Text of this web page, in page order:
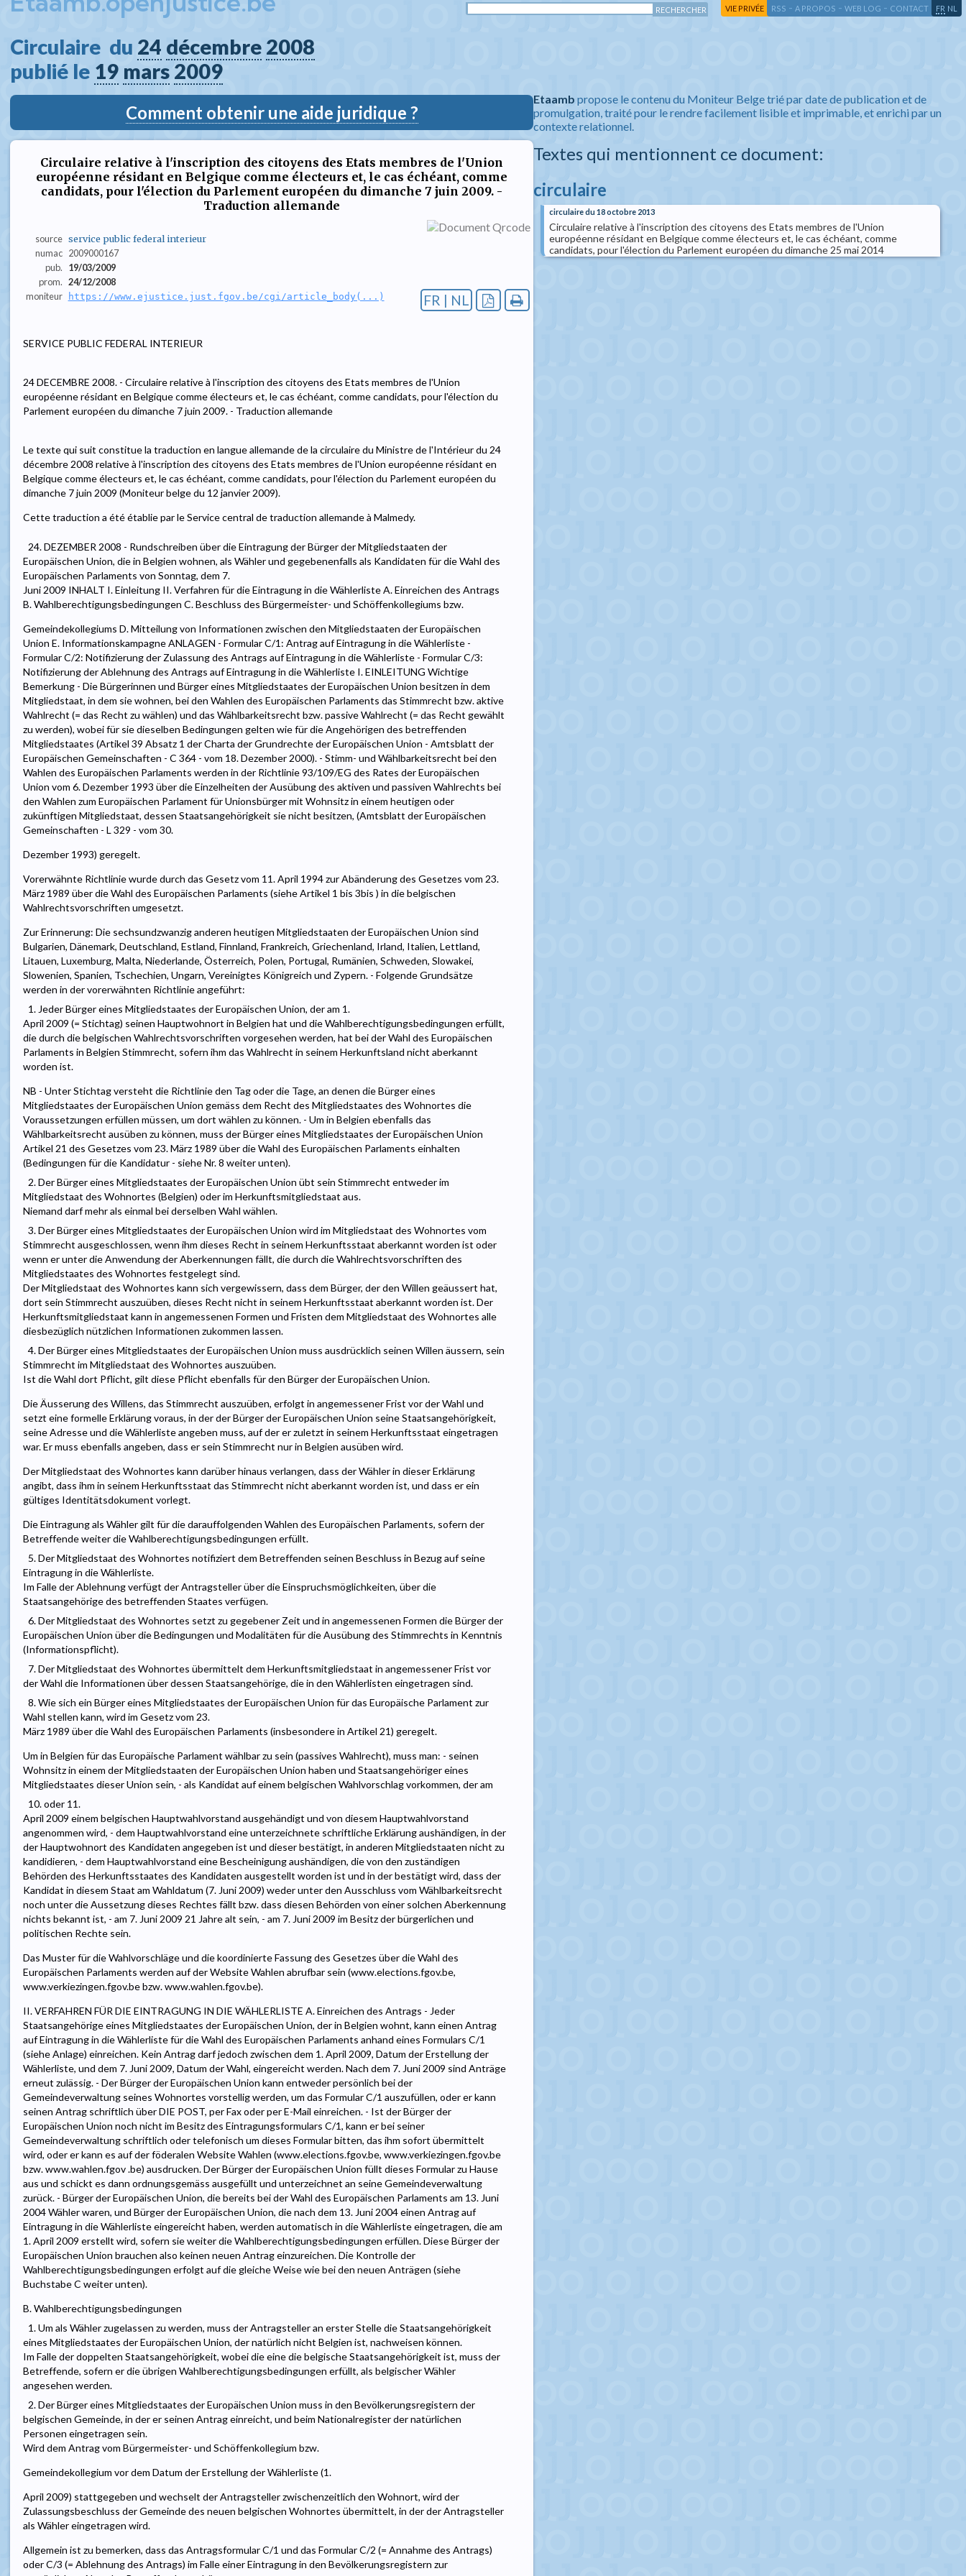
VIE PRIVÉE RSS - A PROPOS - WEB LOG - CONTACT FR NL
Circulaire  du 24 décembre 2008
publié le 19 mars 2009
Comment obtenir une aide juridique ?
Circulaire relative à l'inscription des citoyens des Etats membres de l'Union
européenne résidant en Belgique comme électeurs et, le cas échéant, comme
candidats, pour l'élection du Parlement européen du dimanche 7 juin 2009. -
Traduction allemande
source service public federal interieur
numac 2009000167
pub.
19/03/2009
prom. 24/12/2008
moniteur
https://www.ejustice.just.fgov.be/cgi/article_body(...) FR | NL
SERVICE PUBLIC FEDERAL INTERIEUR
24 DECEMBRE 2008. - Circulaire relative à l'inscription des citoyens des Etats membres de l'Union
européenne résidant en Belgique comme électeurs et, le cas échéant, comme candidats, pour l'élection du
Parlement européen du dimanche 7 juin 2009. - Traduction allemande
Le texte qui suit constitue la traduction en langue allemande de la circulaire du Ministre de l'Intérieur du 24
décembre 2008 relative à l'inscription des citoyens des Etats membres de l'Union européenne résidant en
Belgique comme électeurs et, le cas échéant, comme candidats, pour l'élection du Parlement européen du
dimanche 7 juin 2009 (Moniteur belge du 12 janvier 2009).
Cette traduction a été établie par le Service central de traduction allemande à Malmedy.
24. DEZEMBER 2008 - Rundschreiben über die Eintragung der Bürger der Mitgliedstaaten der
Europäischen Union, die in Belgien wohnen, als Wähler und gegebenenfalls als Kandidaten für die Wahl des
Europäischen Parlaments von Sonntag, dem 7.
Juni 2009 INHALT I. Einleitung II. Verfahren für die Eintragung in die Wählerliste A. Einreichen des Antrags
B. Wahlberechtigungsbedingungen C. Beschluss des Bürgermeister- und Schöffenkollegiums bzw.
Gemeindekollegiums D. Mitteilung von Informationen zwischen den Mitgliedstaaten der Europäischen
Union E. Informationskampagne ANLAGEN - Formular C/1: Antrag auf Eintragung in die Wählerliste -
Formular C/2: Notifizierung der Zulassung des Antrags auf Eintragung in die Wählerliste - Formular C/3:
Notifizierung der Ablehnung des Antrags auf Eintragung in die Wählerliste I. EINLEITUNG Wichtige
Bemerkung - Die Bürgerinnen und Bürger eines Mitgliedstaates der Europäischen Union besitzen in dem
Mitgliedstaat, in dem sie wohnen, bei den Wahlen des Europäischen Parlaments das Stimmrecht bzw. aktive
Wahlrecht (= das Recht zu wählen) und das Wählbarkeitsrecht bzw. passive Wahlrecht (= das Recht gewählt
zu werden), wobei für sie dieselben Bedingungen gelten wie für die Angehörigen des betreffenden
Mitgliedstaates (Artikel 39 Absatz 1 der Charta der Grundrechte der Europäischen Union - Amtsblatt der
Europäischen Gemeinschaften - C 364 - vom 18. Dezember 2000). - Stimm- und Wählbarkeitsrecht bei den
Wahlen des Europäischen Parlaments werden in der Richtlinie 93/109/EG des Rates der Europäischen
Union vom 6. Dezember 1993 über die Einzelheiten der Ausübung des aktiven und passiven Wahlrechts bei
den Wahlen zum Europäischen Parlament für Unionsbürger mit Wohnsitz in einem heutigen oder
zukünftigen Mitgliedstaat, dessen Staatsangehörigkeit sie nicht besitzen, (Amtsblatt der Europäischen
Gemeinschaften - L 329 - vom 30.
Dezember 1993) geregelt.
Vorerwähnte Richtlinie wurde durch das Gesetz vom 11. April 1994 zur Abänderung des Gesetzes vom 23.
März 1989 über die Wahl des Europäischen Parlaments (siehe Artikel 1 bis 3bis ) in die belgischen
Wahlrechtsvorschriften umgesetzt.
Zur Erinnerung: Die sechsundzwanzig anderen heutigen Mitgliedstaaten der Europäischen Union sind
Bulgarien, Dänemark, Deutschland, Estland, Finnland, Frankreich, Griechenland, Irland, Italien, Lettland,
Litauen, Luxemburg, Malta, Niederlande, Österreich, Polen, Portugal, Rumänien, Schweden, Slowakei,
Slowenien, Spanien, Tschechien, Ungarn, Vereinigtes Königreich und Zypern. - Folgende Grundsätze
werden in der vorerwähnten Richtlinie angeführt:
1. Jeder Bürger eines Mitgliedstaates der Europäischen Union, der am 1.
April 2009 (= Stichtag) seinen Hauptwohnort in Belgien hat und die Wahlberechtigungsbedingungen erfüllt,
die durch die belgischen Wahlrechtsvorschriften vorgesehen werden, hat bei der Wahl des Europäischen
Parlaments in Belgien Stimmrecht, sofern ihm das Wahlrecht in seinem Herkunftsland nicht aberkannt
worden ist.
NB - Unter Stichtag versteht die Richtlinie den Tag oder die Tage, an denen die Bürger eines
Mitgliedstaates der Europäischen Union gemäss dem Recht des Mitgliedstaates des Wohnortes die
Voraussetzungen erfüllen müssen, um dort wählen zu können. - Um in Belgien ebenfalls das
Wählbarkeitsrecht ausüben zu können, muss der Bürger eines Mitgliedstaates der Europäischen Union
Artikel 21 des Gesetzes vom 23. März 1989 über die Wahl des Europäischen Parlaments einhalten
(Bedingungen für die Kandidatur - siehe Nr. 8 weiter unten).
2. Der Bürger eines Mitgliedstaates der Europäischen Union übt sein Stimmrecht entweder im
Mitgliedstaat des Wohnortes (Belgien) oder im Herkunftsmitgliedstaat aus.
Niemand darf mehr als einmal bei derselben Wahl wählen.
3. Der Bürger eines Mitgliedstaates der Europäischen Union wird im Mitgliedstaat des Wohnortes vom
Stimmrecht ausgeschlossen, wenn ihm dieses Recht in seinem Herkunftsstaat aberkannt worden ist oder
wenn er unter die Anwendung der Aberkennungen fällt, die durch die Wahlrechtsvorschriften des
Mitgliedstaates des Wohnortes festgelegt sind.
Der Mitgliedstaat des Wohnortes kann sich vergewissern, dass dem Bürger, der den Willen geäussert hat,
dort sein Stimmrecht auszuüben, dieses Recht nicht in seinem Herkunftsstaat aberkannt worden ist. Der
Herkunftsmitgliedstaat kann in angemessenen Formen und Fristen dem Mitgliedstaat des Wohnortes alle
diesbezüglich nützlichen Informationen zukommen lassen.
4. Der Bürger eines Mitgliedstaates der Europäischen Union muss ausdrücklich seinen Willen äussern, sein
Stimmrecht im Mitgliedstaat des Wohnortes auszuüben.
Ist die Wahl dort Pflicht, gilt diese Pflicht ebenfalls für den Bürger der Europäischen Union.
Die Äusserung des Willens, das Stimmrecht auszuüben, erfolgt in angemessener Frist vor der Wahl und
setzt eine formelle Erklärung voraus, in der der Bürger der Europäischen Union seine Staatsangehörigkeit,
seine Adresse und die Wählerliste angeben muss, auf der er zuletzt in seinem Herkunftsstaat eingetragen
war. Er muss ebenfalls angeben, dass er sein Stimmrecht nur in Belgien ausüben wird.
Der Mitgliedstaat des Wohnortes kann darüber hinaus verlangen, dass der Wähler in dieser Erklärung
angibt, dass ihm in seinem Herkunftsstaat das Stimmrecht nicht aberkannt worden ist, und dass er ein
gültiges Identitätsdokument vorlegt.
Die Eintragung als Wähler gilt für die darauffolgenden Wahlen des Europäischen Parlaments, sofern der
Betreffende weiter die Wahlberechtigungsbedingungen erfüllt.
5. Der Mitgliedstaat des Wohnortes notifiziert dem Betreffenden seinen Beschluss in Bezug auf seine
Eintragung in die Wählerliste.
Im Falle der Ablehnung verfügt der Antragsteller über die Einspruchsmöglichkeiten, über die
Staatsangehörige des betreffenden Staates verfügen.
6. Der Mitgliedstaat des Wohnortes setzt zu gegebener Zeit und in angemessenen Formen die Bürger der
Europäischen Union über die Bedingungen und Modalitäten für die Ausübung des Stimmrechts in Kenntnis
(Informationspflicht).
7. Der Mitgliedstaat des Wohnortes übermittelt dem Herkunftsmitgliedstaat in angemessener Frist vor
der Wahl die Informationen über dessen Staatsangehörige, die in den Wählerlisten eingetragen sind.
8. Wie sich ein Bürger eines Mitgliedstaates der Europäischen Union für das Europäische Parlament zur
Wahl stellen kann, wird im Gesetz vom 23.
März 1989 über die Wahl des Europäischen Parlaments (insbesondere in Artikel 21) geregelt.
Um in Belgien für das Europäische Parlament wählbar zu sein (passives Wahlrecht), muss man: - seinen
Wohnsitz in einem der Mitgliedstaaten der Europäischen Union haben und Staatsangehöriger eines
Mitgliedstaates dieser Union sein, - als Kandidat auf einem belgischen Wahlvorschlag vorkommen, der am
10. oder 11.
April 2009 einem belgischen Hauptwahlvorstand ausgehändigt und von diesem Hauptwahlvorstand
angenommen wird, - dem Hauptwahlvorstand eine unterzeichnete schriftliche Erklärung aushändigen, in der
der Hauptwohnort des Kandidaten angegeben ist und dieser bestätigt, in anderen Mitgliedstaaten nicht zu
kandidieren, - dem Hauptwahlvorstand eine Bescheinigung aushändigen, die von den zuständigen
Behörden des Herkunftsstaates des Kandidaten ausgestellt worden ist und in der bestätigt wird, dass der
Kandidat in diesem Staat am Wahldatum (7. Juni 2009) weder unter den Ausschluss vom Wählbarkeitsrecht
noch unter die Aussetzung dieses Rechtes fällt bzw. dass diesen Behörden von einer solchen Aberkennung
nichts bekannt ist, - am 7. Juni 2009 21 Jahre alt sein, - am 7. Juni 2009 im Besitz der bürgerlichen und
politischen Rechte sein.
Das Muster für die Wahlvorschläge und die koordinierte Fassung des Gesetzes über die Wahl des
Europäischen Parlaments werden auf der Website Wahlen abrufbar sein (www.elections.fgov.be,
www.verkiezingen.fgov.be bzw. www.wahlen.fgov.be).
II. VERFAHREN FÜR DIE EINTRAGUNG IN DIE WÄHLERLISTE A. Einreichen des Antrags - Jeder
Staatsangehörige eines Mitgliedstaates der Europäischen Union, der in Belgien wohnt, kann einen Antrag
auf Eintragung in die Wählerliste für die Wahl des Europäischen Parlaments anhand eines Formulars C/1
(siehe Anlage) einreichen. Kein Antrag darf jedoch zwischen dem 1. April 2009, Datum der Erstellung der
Wählerliste, und dem 7. Juni 2009, Datum der Wahl, eingereicht werden. Nach dem 7. Juni 2009 sind Anträge
erneut zulässig. - Der Bürger der Europäischen Union kann entweder persönlich bei der
Gemeindeverwaltung seines Wohnortes vorstellig werden, um das Formular C/1 auszufüllen, oder er kann
seinen Antrag schriftlich über DIE POST, per Fax oder per E-Mail einreichen. - Ist der Bürger der
Europäischen Union noch nicht im Besitz des Eintragungsformulars C/1, kann er bei seiner
Gemeindeverwaltung schriftlich oder telefonisch um dieses Formular bitten, das ihm sofort übermittelt
wird, oder er kann es auf der föderalen Website Wahlen (www.elections.fgov.be, www.verkiezingen.fgov.be
bzw. www.wahlen.fgov .be) ausdrucken. Der Bürger der Europäischen Union füllt dieses Formular zu Hause
aus und schickt es dann ordnungsgemäss ausgefüllt und unterzeichnet an seine Gemeindeverwaltung
zurück. - Bürger der Europäischen Union, die bereits bei der Wahl des Europäischen Parlaments am 13. Juni
2004 Wähler waren, und Bürger der Europäischen Union, die nach dem 13. Juni 2004 einen Antrag auf
Eintragung in die Wählerliste eingereicht haben, werden automatisch in die Wählerliste eingetragen, die am
1. April 2009 erstellt wird, sofern sie weiter die Wahlberechtigungsbedingungen erfüllen. Diese Bürger der
Europäischen Union brauchen also keinen neuen Antrag einzureichen. Die Kontrolle der
Wahlberechtigungsbedingungen erfolgt auf die gleiche Weise wie bei den neuen Anträgen (siehe
Buchstabe C weiter unten).
B. Wahlberechtigungsbedingungen
1. Um als Wähler zugelassen zu werden, muss der Antragsteller an erster Stelle die Staatsangehörigkeit
eines Mitgliedstaates der Europäischen Union, der natürlich nicht Belgien ist, nachweisen können.
Im Falle der doppelten Staatsangehörigkeit, wobei die eine die belgische Staatsangehörigkeit ist, muss der
Betreffende, sofern er die übrigen Wahlberechtigungsbedingungen erfüllt, als belgischer Wähler
angesehen werden.
2. Der Bürger eines Mitgliedstaates der Europäischen Union muss in den Bevölkerungsregistern der
belgischen Gemeinde, in der er seinen Antrag einreicht, und beim Nationalregister der natürlichen
Personen eingetragen sein.
Wird dem Antrag vom Bürgermeister- und Schöffenkollegium bzw.
Gemeindekollegium vor dem Datum der Erstellung der Wählerliste (1.
April 2009) stattgegeben und wechselt der Antragsteller zwischenzeitlich den Wohnort, wird der
Zulassungsbeschluss der Gemeinde des neuen belgischen Wohnortes übermittelt, in der der Antragsteller
als Wähler eingetragen wird.
Allgemein ist zu bemerken, dass das Antragsformular C/1 und das Formular C/2 (= Annahme des Antrags)
oder C/3 (= Ablehnung des Antrags) im Falle einer Eintragung in den Bevölkerungsregistern zur
Etaamb propose le contenu du Moniteur Belge trié par date de publication et de
promulgation, traité pour le rendre facilement lisible et imprimable, et enrichi par un
contexte relationnel.
Textes qui mentionnent ce document:
circulaire
circulaire du 18 octobre 2013
Circulaire relative à l'inscription des citoyens des Etats membres de l'Union
européenne résidant en Belgique comme électeurs et, le cas échéant, comme
candidats, pour l'élection du Parlement européen du dimanche 25 mai 2014